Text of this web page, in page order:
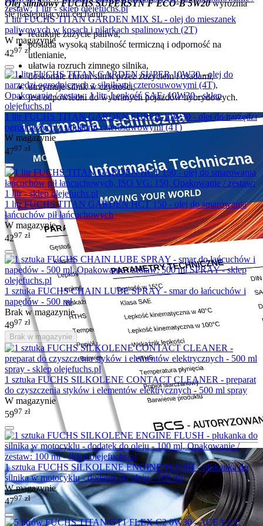
Olej silnikowy FUCHS SUPERSYN F ECO-B 5W20wyróżnia
się następującymi cechami:
redukuje zużycie paliwa,
posiada wysoką stabilność termiczną i odporność na
utlenianie,
ułatwia rozruch zimnego silnika,
doskonale chroni silnik przez zużyciem i osadami,
utrzymuje silnik w czystości,
jest odpowiedni do wybranych pojazdów hybrydowych.
1 litr FUCHS TITAN GARDEN MIX SL - olej do mieszanek
paliwowych w kosach i pilarkach spalinowych (2T)
W magazynie
4297 zł
1 litr FUCHS TITAN GARDEN SUPER 10W30 - olej do narzędzi
ogrodniczych z silnikami czterosuwowymi (4T)
W magazynie
4797 zł
1 litr FUCHS TITAN GARDEN HCT 150 - olej do smarowania
łańcuchów pił łańcuchowych
W magazynie
4297 zł
1 sztuka FUCHS CHAIN LUBE SPRAY - smar do łańcuchów i
napędów - 500 ml
Brak w magazynie
4997 zł
Brak w magazynie
1 sztuka FUCHS SILKOLENE CONTACT CLEANER - preparat
do czyszczenia styków i elementów elektrycznych - 500 ml spray
W magazynie
5997 zł
1 sztuka FUCHS SILKOLENE ENGINE FLUSH - płukanka do
silnika w motocyklu - dodatek do oleju - 100 ml
W magazynie
4797 zł